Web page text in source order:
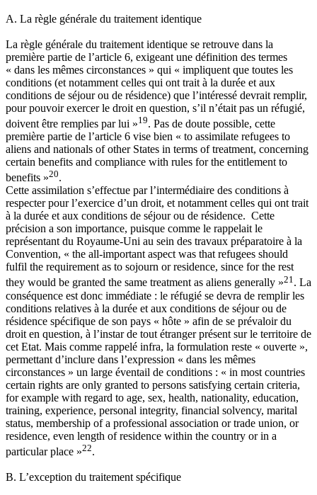
A. La règle générale du traitement identique
La règle générale du traitement identique se retrouve dans la
première partie de l’article 6, exigeant une définition des termes
« dans les mêmes circonstances » qui « impliquent que toutes les
conditions (et notamment celles qui ont trait à la durée et aux
conditions de séjour ou de résidence) que l’intéressé devrait remplir,
pour pouvoir exercer le droit en question, s’il n’était pas un réfugié,
doivent être remplies par lui »19. Pas de doute possible, cette
première partie de l’article 6 vise bien « to assimilate refugees to
aliens and nationals of other States in terms of treatment, concerning
certain benefits and compliance with rules for the entitlement to
benefits »20.
Cette assimilation s’effectue par l’intermédiaire des conditions à
respecter pour l’exercice d’un droit, et notamment celles qui ont trait
à la durée et aux conditions de séjour ou de résidence. Cette
précision a son importance, puisque comme le rappelait le
représentant du Royaume-Uni au sein des travaux préparatoire à la
Convention, « the all-important aspect was that refugees should
fulfil the requirement as to sojourn or residence, since for the rest
they would be granted the same treatment as aliens generally »21 . La
conséquence est donc immédiate : le réfugié se devra de remplir les
conditions relatives à la durée et aux conditions de séjour ou de
résidence spécifique de son pays « hôte » afin de se prévaloir du
droit en question, à l’instar de tout étranger présent sur le territoire de
cet Etat. Mais comme rappelé infra, la formulation reste « ouverte »,
permettant d’inclure dans l’expression « dans les mêmes
circonstances » un large éventail de conditions : « in most countries
certain rights are only granted to persons satisfying certain criteria,
for example with regard to age, sex, health, nationality, education,
training, experience, personal integrity, financial solvency, marital
status, membership of a professional association or trade union, or
residence, even length of residence within the country or in a
particular place »22.
B. L’exception du traitement spécifique